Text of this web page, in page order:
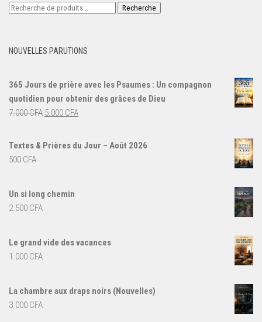
Recherche
Recherche
NOUVELLES PARUTIONS
365 Jours de prière avec les Psaumes : Un compagnon
quotidien pour obtenir des grâces de Dieu
7.000CFA Le
initial
5.000 CFA
actuel
Textes & Prières du Jour – Août 2026
500 CFA
Un si long chemin
2.500 CFA
Le grand vide des vacances
1.000 CFA
La chambre aux draps noirs (Nouvelles)
3.000 CFA